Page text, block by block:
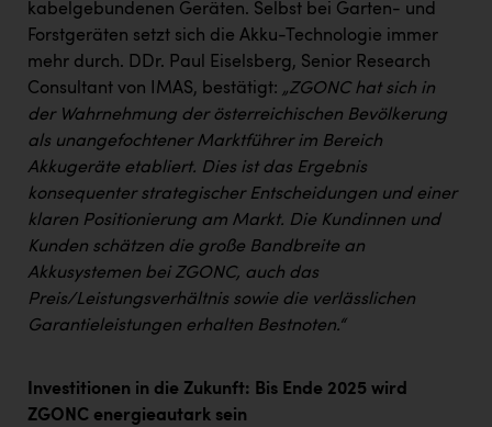
kabelgebundenen Geräten. Selbst bei Garten- und
Forstgeräten setzt sich die Akku-Technologie immer
mehr durch. DDr. Paul Eiselsberg, Senior Research
Consultant von IMAS, bestätigt: „ZGONC hat sich in
der Wahrnehmung der österreichischen Bevölkerung
als unangefochtener Marktführer im Bereich
Akkugeräte etabliert. Dies ist das Ergebnis
konsequenter strategischer Entscheidungen und einer
klaren Positionierung am Markt. Die Kundinnen und
Kunden schätzen die große Bandbreite an
Akkusystemen bei ZGONC, auch das
Preis/Leistungsverhältnis sowie die verlässlichen
Garantieleistungen erhalten Bestnoten.“
Investitionen in die Zukunft: Bis Ende 2025 wird
ZGONC energieautark sein